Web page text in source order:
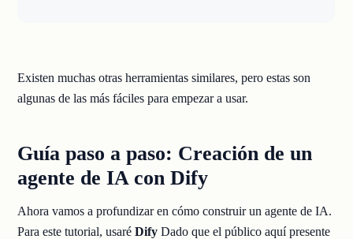
Existen muchas otras herramientas similares, pero estas son
algunas de las más fáciles para empezar a usar.
Guía paso a paso: Creación de un
agente de IA con Dify
Ahora vamos a profundizar en cómo construir un agente de IA.
Para este tutorial, usaréDify Dado que el público aquí presente